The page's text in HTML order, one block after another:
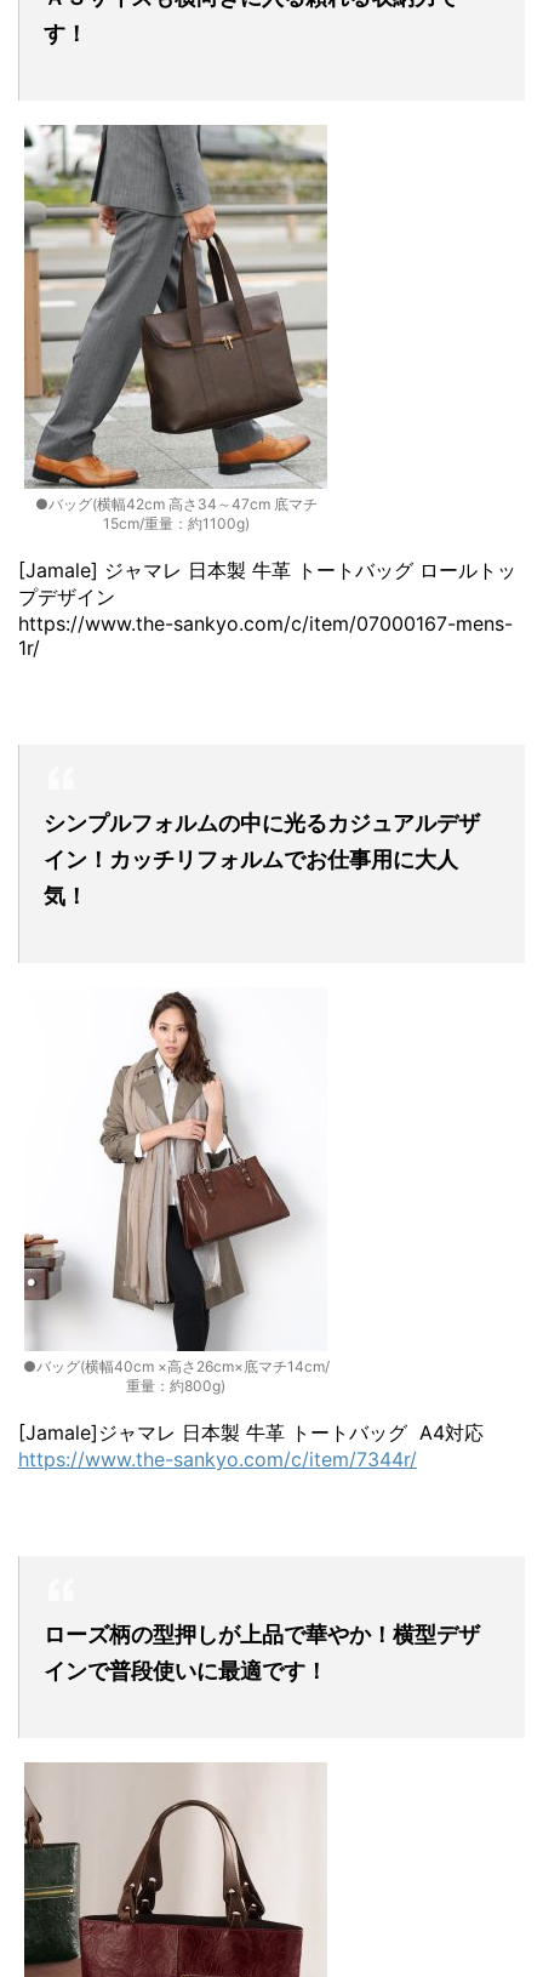
す！
●バッグ(横幅42cm 高さ34～47cm 底マチ
15cm/重量：約1100g)
[Jamale] ジャマレ 日本製 牛革 トートバッグ ロールトッ
プデザイン
https://www.the-sankyo.com/c/item/07000167-mens-
1r/
シンプルフォルムの中に光るカジュアルデザ
イン！カッチリフォルムでお仕事用に大人
気！
●バッグ(横幅40cm ×高さ26cm×底マチ14cm/
重量：約800g)
[Jamale]ジャマレ 日本製 牛革 トートバッグ A4対応
https://www.the-sankyo.com/c/item/7344r/
ローズ柄の型押しが上品で華やか！横型デザ
インで普段使いに最適です！